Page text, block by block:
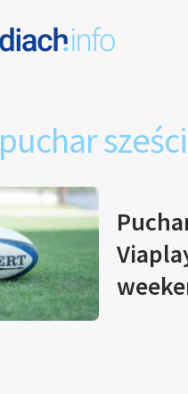
puchar